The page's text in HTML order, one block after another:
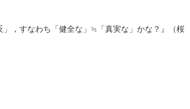
，すなわち「健全な」≒「真実な」かな？』（桜